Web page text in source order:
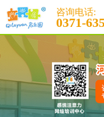
咨询电话:
0371-